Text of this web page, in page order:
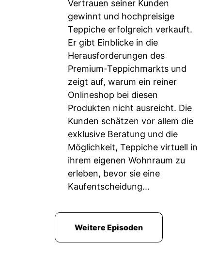
Vertrauen seiner Kunden
gewinnt und hochpreisige
Teppiche erfolgreich verkauft.
Er gibt Einblicke in die
Herausforderungen des
Premium-Teppichmarkts und
zeigt auf, warum ein reiner
Onlineshop bei diesen
Produkten nicht ausreicht. Die
Kunden schätzen vor allem die
exklusive Beratung und die
Möglichkeit, Teppiche virtuell in
ihrem eigenen Wohnraum zu
erleben, bevor sie eine
Kaufentscheidung...
Weitere Episoden